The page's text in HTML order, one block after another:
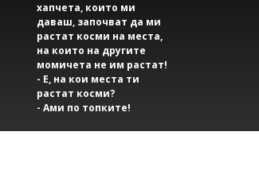
хапчета, които ми
даваш, започват да ми
растат косми на места,
на които на другите
момичета не им растат!
- Е, на кои места ти
растат косми?
- Ами по топките!